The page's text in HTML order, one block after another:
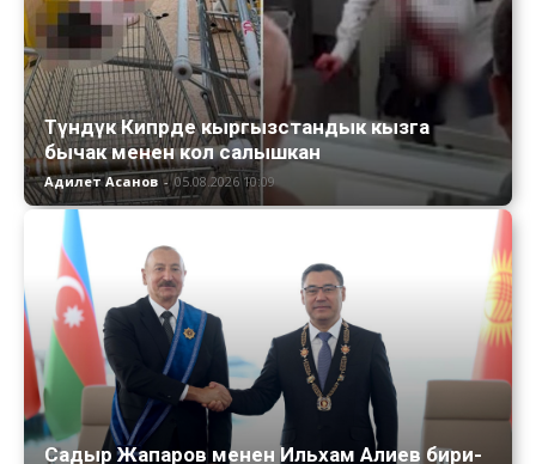
Түндүк Кипрде кыргызстандык кызга
бычак менен кол салышкан
Адилет Асанов - 05.08.2026 10:09
Садыр Жапаров менен Ильхам Алиев бири-